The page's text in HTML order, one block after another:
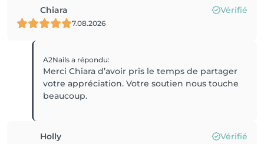
Chiara Vérifié
7.08.2026
A2Nailsa répondu:
Merci Chiara d’avoir pris le temps de partager
votre appréciation. Votre soutien nous touche
beaucoup.
Holly Vérifié